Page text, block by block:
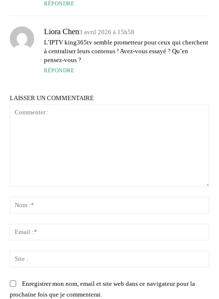
RÉPONDRE
Liora Chen3 avril 2026 à 15h58
L’IPTV king365tv semble prometteur pour ceux qui cherchent
à centraliser leurs contenus ! Avez-vous essayé ? Qu’en
pensez-vous ?
RÉPONDRE
LAISSER UN COMMENTAIRE
Enregistrer mon nom, email et site web dans ce navigateur pour la
prochaine fois que je commenterai.